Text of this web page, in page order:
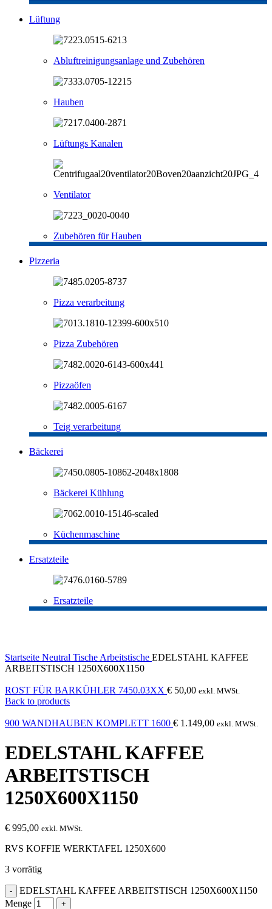
Lüftung
Abluftreinigungsanlage und Zubehören
Hauben
Lüftungs Kanalen
Ventilator
Zubehören für Hauben
Pizzeria
Pizza verarbeitung
Pizza Zubehören
Pizzaöfen
Teig verarbeitung
Bäckerei
Bäckerei Kühlung
Küchenmaschine
Ersatzteile
Ersatzteile
Startseite Neutral Tische Arbeitstische EDELSTAHL KAFFEE
ARBEITSTISCH 1250X600X1150
ROST FÜR BARKÜHLER 7450.03XX € 50,00 exkl. MWSt.
Back to products
900 WANDHAUBEN KOMPLETT 1600 € 1.149,00 exkl. MWSt.
EDELSTAHL KAFFEE
ARBEITSTISCH
1250X600X1150
€ 995,00 exkl. MWSt.
RVS KOFFIE WERKTAFEL 1250X600
3 vorrätig
EDELSTAHL KAFFEE ARBEITSTISCH 1250X600X1150
Menge